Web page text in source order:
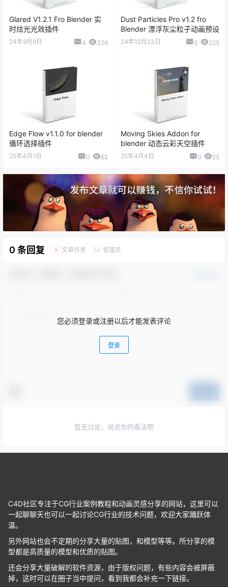
Glared V1.2.1 Fro Blender 实
时炫光光效插件
24年9月9日 4 326
Dust Particles Pro v1.2 fro
Blender 漂浮灰尘粒子动画预设
24年12月23日 0 225
Edge Flow v1.1.0 for blender
循环选择插件
25年4月1日 0 62
Moving Skies Addon for
blender 动态云彩天空插件
25年4月4日 0 25
0 条回复 A 文章作者 M 管理员
您必须登录或注册以后才能发表评论
登录
暂无讨论，说说你的看法吧
C4D社区专注于CG行业案例教程和动画灵感分享的网站，这里可以
一起聊聊天也可以一起讨论CG行业的技术问题，欢迎大家踊跃体
温。
另外网站也会不定期的分享大量的贴图，和模型等等。所分享的模
型都是高质量的模型和优质的贴图。
还会分享大量破解的软件资源，由于版权问题，有些内容会被屏蔽
掉，这时可以在圈子当中提问，看到我都会补充一下链接。